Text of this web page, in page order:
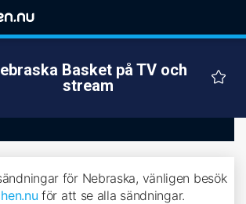
Basket på TV och
stream
för Nebraska, vänligen besök
för att se alla sändningar.